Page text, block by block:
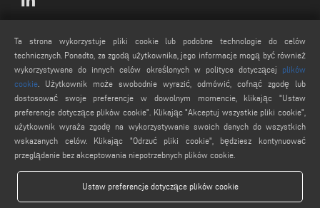
INFORMACJE PRAWNE
Polityka Prywatności
Nota prawne
Polityka plików cookie
Ogólne Warunki Sprzedaży
Ustawienia plików cookies
Ta strona wykorzystuje pliki cookie lub podobne technologie do celów
technicznych. Ponadto, za zgodą użytkownika, jego informacje mogą być również
wykorzystywane do innych celów określonych w polityce dotyczącej plików
cookie . Użytkownik może swobodnie wyrazić, odmówić, cofnąć zgodę lub
dostosować swoje preferencje w dowolnym momencie, klikając "Ustaw
preferencje dotyczące plików cookie". Klikając "Akceptuj wszystkie pliki cookie",
użytkownik wyraża zgodę na wykorzystywanie swoich danych do wszystkich
wskazanych celów. Klikając "Odrzuć pliki cookie", będziesz kontynuować
przeglądanie bez akceptowania niepotrzebnych plików cookie.
Ustaw preferencje dotyczące plików cookie